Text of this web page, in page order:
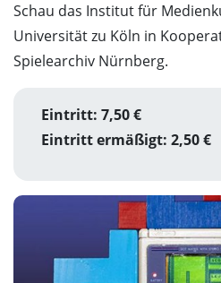
Schau das Institut für
Universität zu Köln in
Spielearchiv Nürnberg.
Eintritt: 7,50 €
Eintritt ermäßigt: 2,50 €